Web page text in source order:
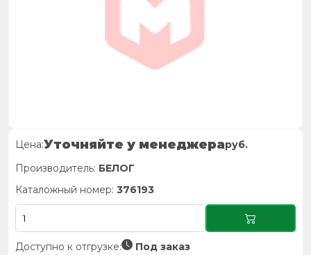
Цена:Уточняйте у менеджераруб.
Производитель: БЕЛОГ
Каталожный номер: 376193
Доступно к отгрузке: Под заказ